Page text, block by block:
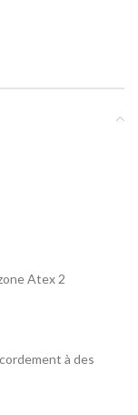
Atex 2
à des